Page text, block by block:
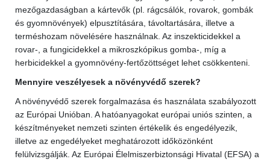
mezőgazdaságban a kártevők (pl. rágcsálók, rovarok, gombák
és gyomnövények) elpusztítására, távoltartására, illetve a
terméshozam növelésére használnak. Az inszekticidekkel a
rovar-, a fungicidekkel a mikroszkópikus gomba-, míg a
herbicidekkel a gyomnövény-fertőzöttséget lehet csökkenteni.
Mennyire veszélyesek a növényvédő szerek?
A növényvédő szerek forgalmazása és használata szabályozott
az Európai Unióban. A hatóanyagokat európai uniós szinten, a
készítményeket nemzeti szinten értékelik és engedélyezik,
illetve az engedélyeket meghatározott időközönként
felülvizsgálják. Az Európai Élelmiszerbiztonsági Hivatal (EFSA) a